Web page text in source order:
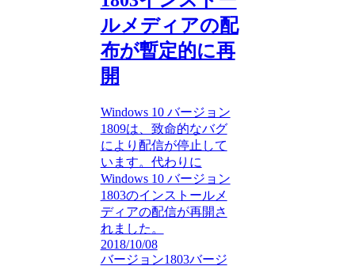
ルメディアの配
布が暫定的に再
開
Windows 10 バージョン
1809は、致命的なバグ
により配信が停止して
います。代わりに
Windows 10 バージョン
1803のインストールメ
ディアの配信が再開さ
れました。
2018/10/08
バージョン1803バージ